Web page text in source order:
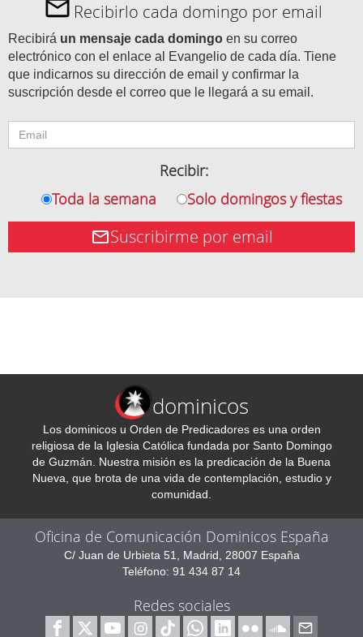
Recibirlo cada domingo por email
Recibirá un mensaje cada domingo en su correo
electrónico con el enlace al Evangelio de cada día. Tiene
que indicarnos su dirección de email y confirmar la
suscripción desde el correo que le llegará a su email.
Recibir:
Toda la semana
Solo domingos y fiestas
Suscribirme por email
dominicos
Los dominicos u Orden de Predicadores es una orden
religiosa de la Iglesia Católica fundada por Santo Domingo
de Guzmán. Nuestra misión es la predicación de la Buena
Nueva, que brota de una vida de contemplación, estudio y
comunidad.
Oficina de Comunicación Dominicos España
C/ Juan de Urbieta 51, Madrid, 28007 España
Teléfono: 91 434 87 14
Redes sociales